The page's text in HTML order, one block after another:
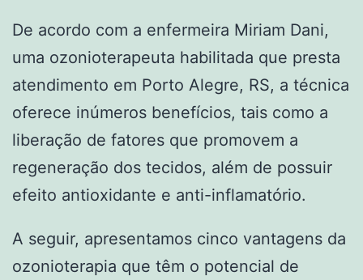
De acordo com a enfermeira Miriam Dani,
uma ozonioterapeuta habilitada que presta
atendimento em Porto Alegre, RS, a técnica
oferece inúmeros benefícios, tais como a
liberação de fatores que promovem a
regeneração dos tecidos, além de possuir
efeito antioxidante e anti-inflamatório.
A seguir, apresentamos cinco vantagens da
ozonioterapia que têm o potencial de